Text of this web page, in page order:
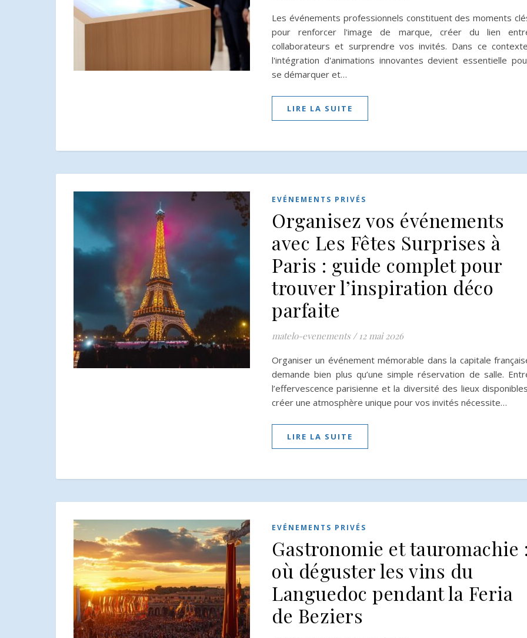
Les événements professionnels constituent des moments
pour renforcer l'image de marque, créer du lien
collaborateurs et surprendre vos invités. Dans ce
l'intégration d'animations innovantes devient essentielle
se démarquer et…
LIRE LA SUITE
EVÉNEMENTS PRIVÉS
Organisez vos événements
avec Les Fêtes Surprises à
Paris : guide complet pour
trouver l’inspiration déco
parfaite
matelo-evenements / 12 mai 2026
Organiser un événement mémorable dans la capitale
demande bien plus qu’une simple réservation de salle.
l’effervescence parisienne et la diversité des lieux
créer une atmosphère unique pour vos invités nécessite…
LIRE LA SUITE
EVÉNEMENTS PRIVÉS
Gastronomie et tauromachie :
où déguster les vins du
Languedoc pendant la Feria
de Beziers